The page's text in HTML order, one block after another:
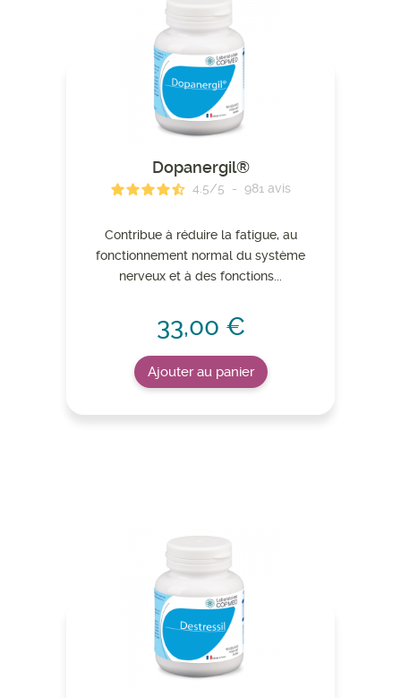
Dopanergil®
4.5/5 - 981 avis
Contribue à réduire la fatigue, au
fonctionnement normal du système
nerveux et à des fonctions...
33,00 €
Ajouter au panier